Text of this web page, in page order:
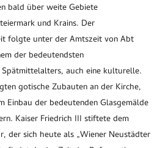
bald über weite Gebiete
und Krains. Der
folgte unter der Amtszeit von Abt
der bedeutendsten
Spätmittelalters, auch eine kulturelle.
gotische Zubauten an der Kirche,
Einbau der bedeutenden Glasgemälde
Kaiser Friedrich III stiftete dem
der sich heute als „Wiener Neustädter